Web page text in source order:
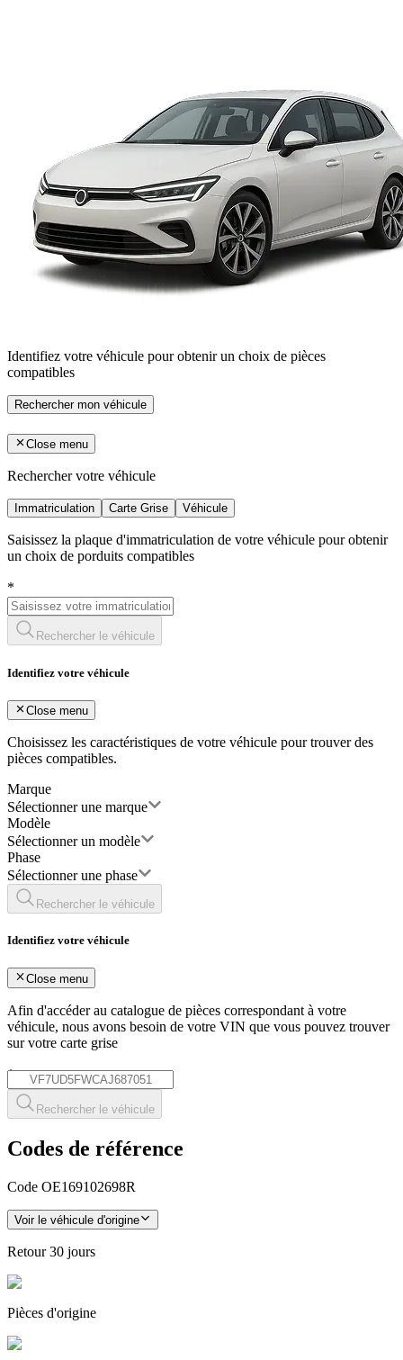
Identifiez votre véhicule pour obtenir un choix de pièces
compatibles
Rechercher mon véhicule
Close menu
Rechercher votre véhicule
Immatriculation Carte Grise Véhicule
Saisissez la plaque d'immatriculation de votre véhicule pour obtenir
un choix de porduits compatibles
*
Rechercher le véhicule
Identifiez votre véhicule
Close menu
Choisissez les caractéristiques de votre véhicule pour trouver des
pièces compatibles.
Marque
Sélectionner une marque
Modèle
Sélectionner un modèle
Phase
Sélectionner une phase
Rechercher le véhicule
Identifiez votre véhicule
Close menu
Afin d'accéder au catalogue de pièces correspondant à votre
véhicule, nous avons besoin de votre VIN que vous pouvez trouver
sur votre carte grise
*
Rechercher le véhicule
Codes de référence
Code OE169102698R
Voir le véhicule d'origine
Retour30 jours
Pièces d'origine